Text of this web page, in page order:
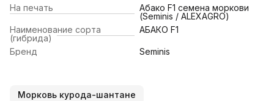
На печать
Абако F1 семена моркови
(Seminis / ALEXAGRO)
Наименование сорта
(гибрида)
АБАКО F1
Бренд Seminis
Морковь курода-шантане